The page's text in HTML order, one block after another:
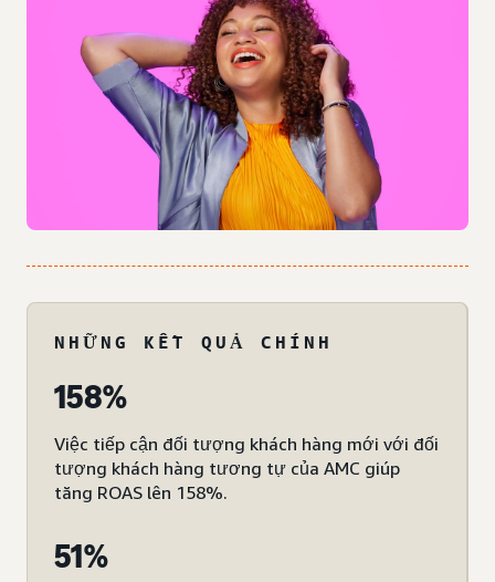
NHỮNG KẾT QUẢ CHÍNH
158%
Việc tiếp cận đối tượng khách hàng mới với đối
tượng khách hàng tương tự của AMC giúp
tăng ROAS lên 158%.
51%